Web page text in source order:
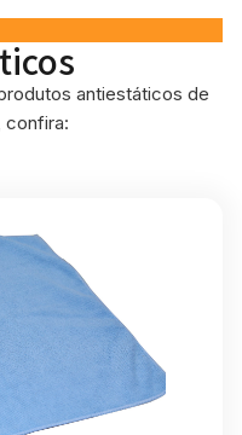
antiestáticos de
confira: